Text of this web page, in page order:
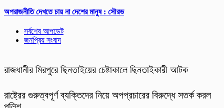
অপরাজনীতি দেখতে চায় না দেশের মানুষ : সৌরভ
সর্বশেষ আপডেট
জনপ্রিয় সংবাদ
রাজধানীর মিরপুরে ছিনতাইয়ের চেষ্টাকালে ছিনতাইকারী আটক
রাষ্ট্রের গুরুত্বপূর্ণ ব্যক্তিদের নিয়ে অপপ্রচারের বিরুদ্ধে সতর্ক করল